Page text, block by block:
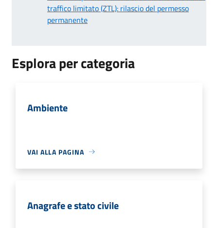
traffico limitato (ZTL): rilascio del permesso
permanente
Esplora per categoria
Ambiente
VAI ALLA PAGINA
Anagrafe e stato civile